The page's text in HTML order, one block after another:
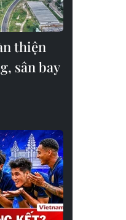
thiện
sân bay